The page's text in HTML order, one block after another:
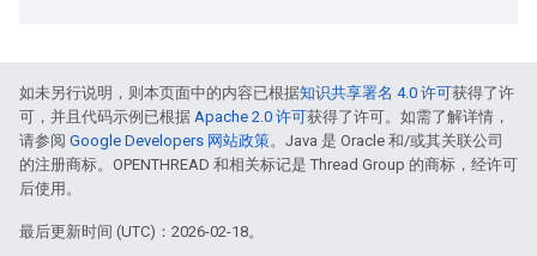
如未另行说明，则本页面中的内容已根据知识共享署名 4.0 许可获得了许
可，并且代码示例已根据 Apache 2.0 许可获得了许可。如需了解详情，
请参阅 Google Developers 网站政策。Java 是 Oracle 和/或其关联公司
的注册商标。OPENTHREAD 和相关标记是 Thread Group 的商标，经许可
后使用。
最后更新时间 (UTC)：2026-02-18。